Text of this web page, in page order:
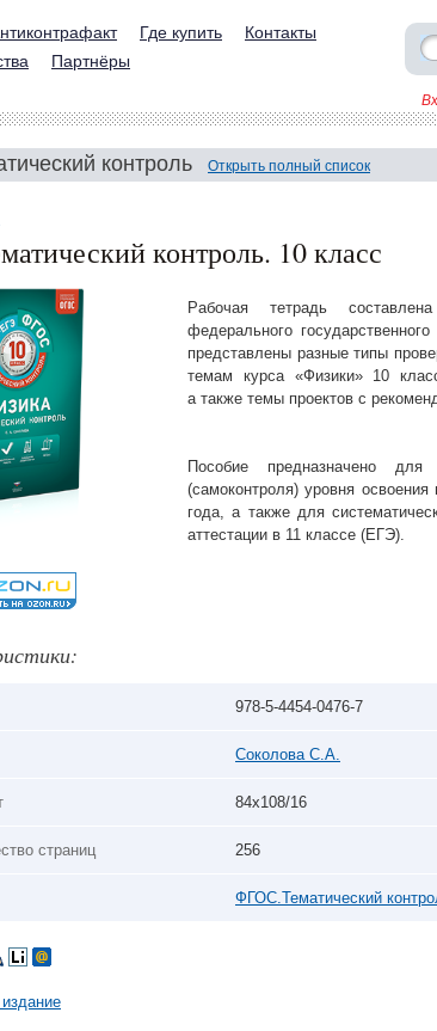
Где купить
Контакты
Партнёры
контроль Открыть полный список
контроль. 10 класс
Рабочая тетрадь
федерального
представлены разные типы
темам курса «Физики» 10
а также темы проектов с
Пособие предназначено
(самоконтроля) уровня
года, а также для
аттестации в 11 классе (ЕГЭ).
978-5-4454-0476-7
Соколова С.А.
84х108/16
страниц 256
ФГОС.Тематический